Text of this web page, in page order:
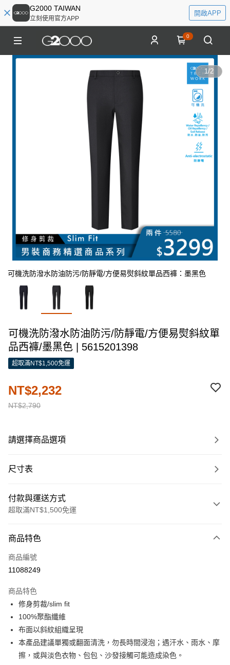
G2000 TAIWAN
立刻使用官方APP
開啟APP
0
1/2
可機洗防潑水防油防污/防靜電/方便易熨斜紋單品西褲：墨黑色
可機洗防潑水防油防污/防靜電/方便易熨斜紋單
品西褲/墨黑色 | 5615201398
超取滿NT$1,500免運
NT$2,790
NT$2,232
請選擇商品選項
尺寸表
付款與運送方式
超取滿NT$1,500免運
信用卡一次付款
信用卡分期付款
合作金庫商業銀行
華南商業銀行
上海商業儲蓄銀行
國泰世華商業銀行
臺灣中小企業銀行
台中商業銀行
匯豐（台灣）商業銀行
華泰商業銀行
聯邦商業銀行
遠東國際商業銀行
LINE Pay
Apple Pay
街口支付
悠遊付
商品特色
商品編號
11088249
商品特色
修身剪裁/slim fit
100%聚酯纖維
布面以斜紋組織呈現
本產品建議單獨或翻面清洗，勿長時間浸泡；遇汗水、雨水、摩
擦，或與淡色衣物、包包、沙發接觸可能造成染色。